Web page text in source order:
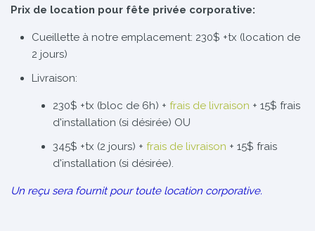
Prix de location pour fête privée corporative:
Cueillette à notre emplacement: 230$ +tx (location de
2 jours)
Livraison:
230$ +tx (bloc de 6h) + frais de livraison + 15$ frais
d'installation (si désirée) OU
345$ +tx (2 jours) + frais de livraison + 15$ frais
d'installation (si désirée).
Un reçu sera fournit pour toute location corporative.